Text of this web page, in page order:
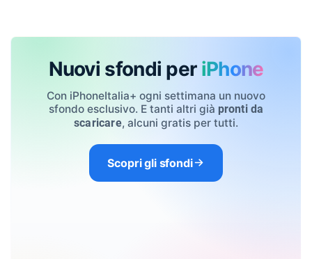
Nuovi sfondi per iPhone
Con iPhoneItalia+ ogni settimana un nuovo
sfondo esclusivo. E tanti altri già pronti da
scaricare, alcuni gratis per tutti.
Scopri gli sfondi